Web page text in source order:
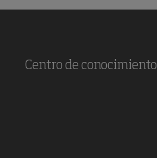
Centro de conocimiento